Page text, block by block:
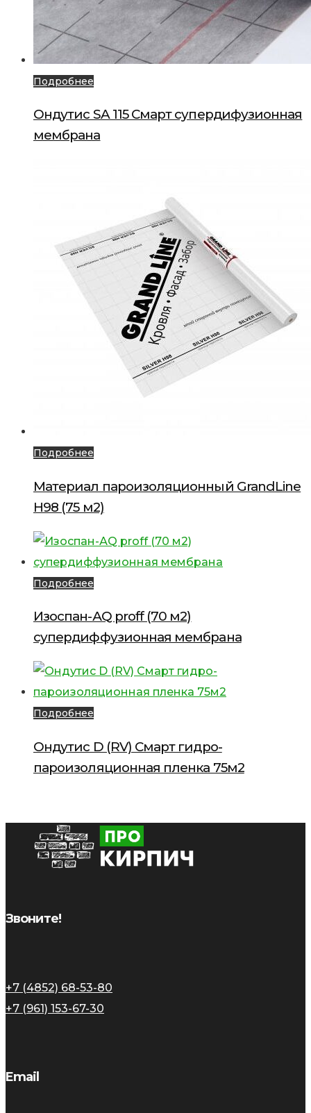
Подробнее
Ондутис SA 115 Смарт супердифузионная
мембрана
Подробнее
Материал пароизоляционный GrandLine
Н98 (75 м2)
Подробнее
Изоспан-АQ proff (70 м2)
супердиффузионная мембрана
Подробнее
Ондутис D (RV) Смарт гидро-
пароизоляционная пленка 75м2
Звоните!
+7 (4852) 68-53-80
+7 (961) 153-67-30
Email